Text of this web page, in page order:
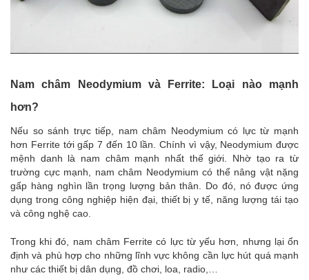
Nam châm Neodymium và Ferrite: Loại nào mạnh
hơn?
Nếu so sánh trực tiếp, nam châm Neodymium có lực từ mạnh
hơn Ferrite tới gấp 7 đến 10 lần. Chính vì vậy, Neodymium được
mệnh danh là nam châm mạnh nhất thế giới. Nhờ tạo ra từ
trường cực mạnh, nam châm Neodymium có thể nâng vật nặng
gấp hàng nghìn lần trọng lượng bản thân. Do đó, nó được ứng
dụng trong công nghiệp hiện đại, thiết bị y tế, năng lượng tái tạo
và công nghệ cao.
Trong khi đó, nam châm Ferrite có lực từ yếu hơn, nhưng lại ổn
định và phù hợp cho những lĩnh vực không cần lực hút quá mạnh
như các thiết bị dân dụng, đồ chơi, loa, radio,…